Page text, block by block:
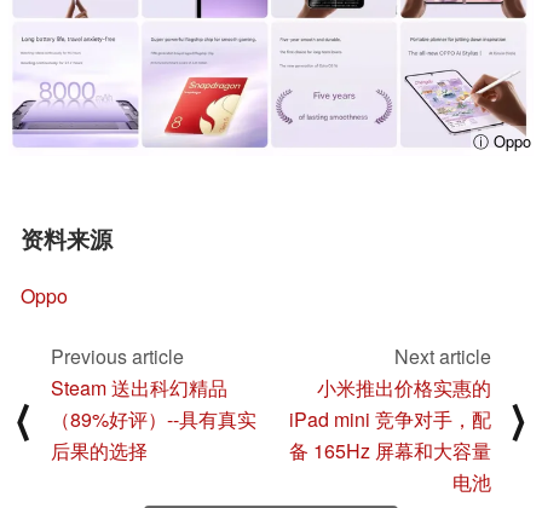
ⓘ Oppo
资料来源
Oppo
⟨
Previous article
Steam 送出科幻精品
（89%好评）--具有真实
后果的选择
Next article
小米推出价格实惠的
iPad mini 竞争对手，配
备 165Hz 屏幕和大容量
电池
⟩